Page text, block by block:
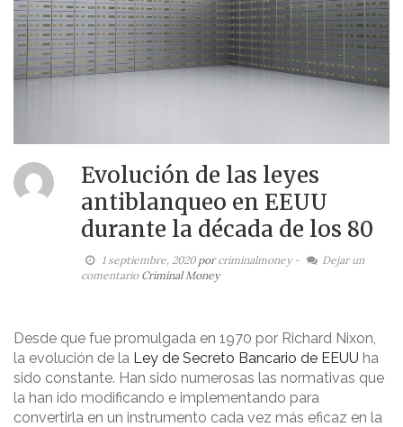
Evolución de las leyes
antiblanqueo en EEUU
durante la década de los 80
1 septiembre, 2020porcriminalmoney -
Dejar un
comentarioCriminal Money
Desde que fue promulgada en 1970 por Richard Nixon,
la evolución de la Ley de Secreto Bancario de EEUU ha
sido constante. Han sido numerosas las normativas que
la han ido modificando e implementando para
convertirla en un instrumento cada vez más eficaz en la